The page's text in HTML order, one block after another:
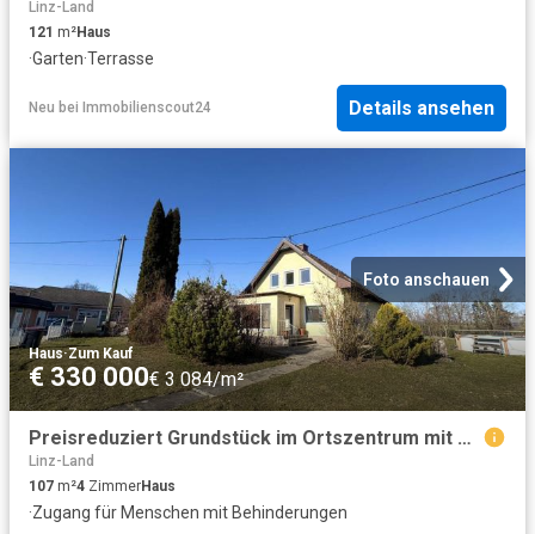
Linz-Land
121 m²Haus
·Garten·Terrasse
Neu bei Immobilienscout24 Details ansehen
Foto anschauen
Haus·Zum Kauf
€ 330 000€ 3 084/m²
Preisreduziert Grundstück im Ortszentrum mit Bestandsgebäude
Linz-Land
107 m²4 ZimmerHaus
·Zugang für Menschen mit Behinderungen